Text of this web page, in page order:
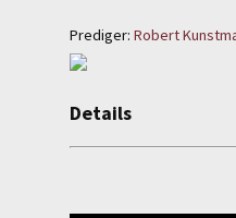
Wetzlar
Prediger: Robert
Details